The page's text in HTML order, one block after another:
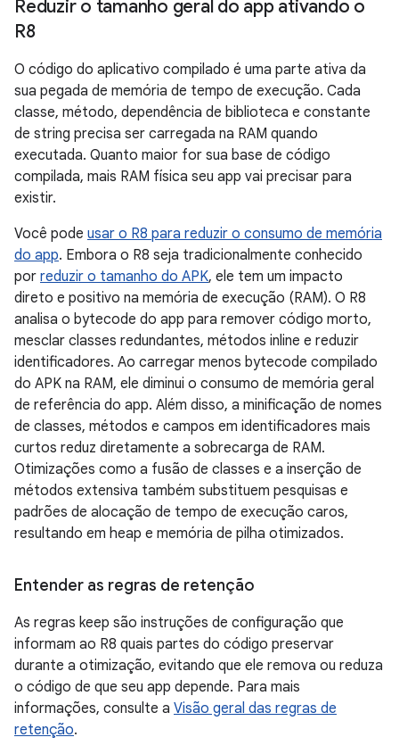
Reduzir o tamanho geral do app ativando o
R8
O código do aplicativo compilado é uma parte ativa da
sua pegada de memória de tempo de execução. Cada
classe, método, dependência de biblioteca e constante
de string precisa ser carregada na RAM quando
executada. Quanto maior for sua base de código
compilada, mais RAM física seu app vai precisar para
existir.
Você pode usar o R8 para reduzir o consumo de memória
do app. Embora o R8 seja tradicionalmente conhecido
por reduzir o tamanho do APK, ele tem um impacto
direto e positivo na memória de execução (RAM). O R8
analisa o bytecode do app para remover código morto,
mesclar classes redundantes, métodos inline e reduzir
identificadores. Ao carregar menos bytecode compilado
do APK na RAM, ele diminui o consumo de memória geral
de referência do app. Além disso, a minificação de nomes
de classes, métodos e campos em identificadores mais
curtos reduz diretamente a sobrecarga de RAM.
Otimizações como a fusão de classes e a inserção de
métodos extensiva também substituem pesquisas e
padrões de alocação de tempo de execução caros,
resultando em heap e memória de pilha otimizados.
Entender as regras de retenção
As regras keep são instruções de configuração que
informam ao R8 quais partes do código preservar
durante a otimização, evitando que ele remova ou reduza
o código de que seu app depende. Para mais
informações, consulte a Visão geral das regras de
retenção.